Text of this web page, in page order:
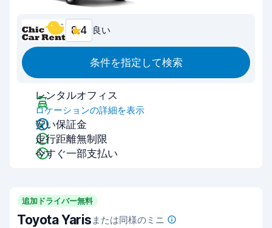
8.4 良い
条件を指定して検索
レンタルオフィス
ロケーションの詳細を表示
安い保証金
走行距離無制限
今すぐ一部支払い
追加ドライバー無料
Toyota Yaris または同様のミニ